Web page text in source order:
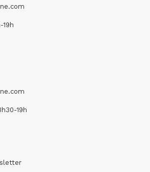
19h
19h